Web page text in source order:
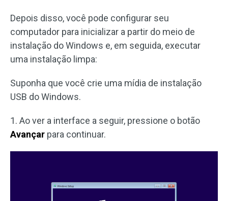
Depois disso, você pode configurar seu
computador para inicializar a partir do meio de
instalação do Windows e, em seguida, executar
uma instalação limpa:
Suponha que você crie uma mídia de instalação
USB do Windows.
1. Ao ver a interface a seguir, pressione o botão
Avançar para continuar.